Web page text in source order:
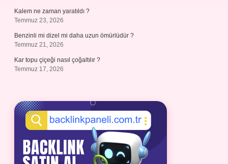
Kalem ne zaman yaratıldı ?
Temmuz 23, 2026
Benzinli mi dizel mi daha uzun ömürlüdür ?
Temmuz 21, 2026
Kar topu çiçeği nasıl çoğaltılır ?
Temmuz 17, 2026